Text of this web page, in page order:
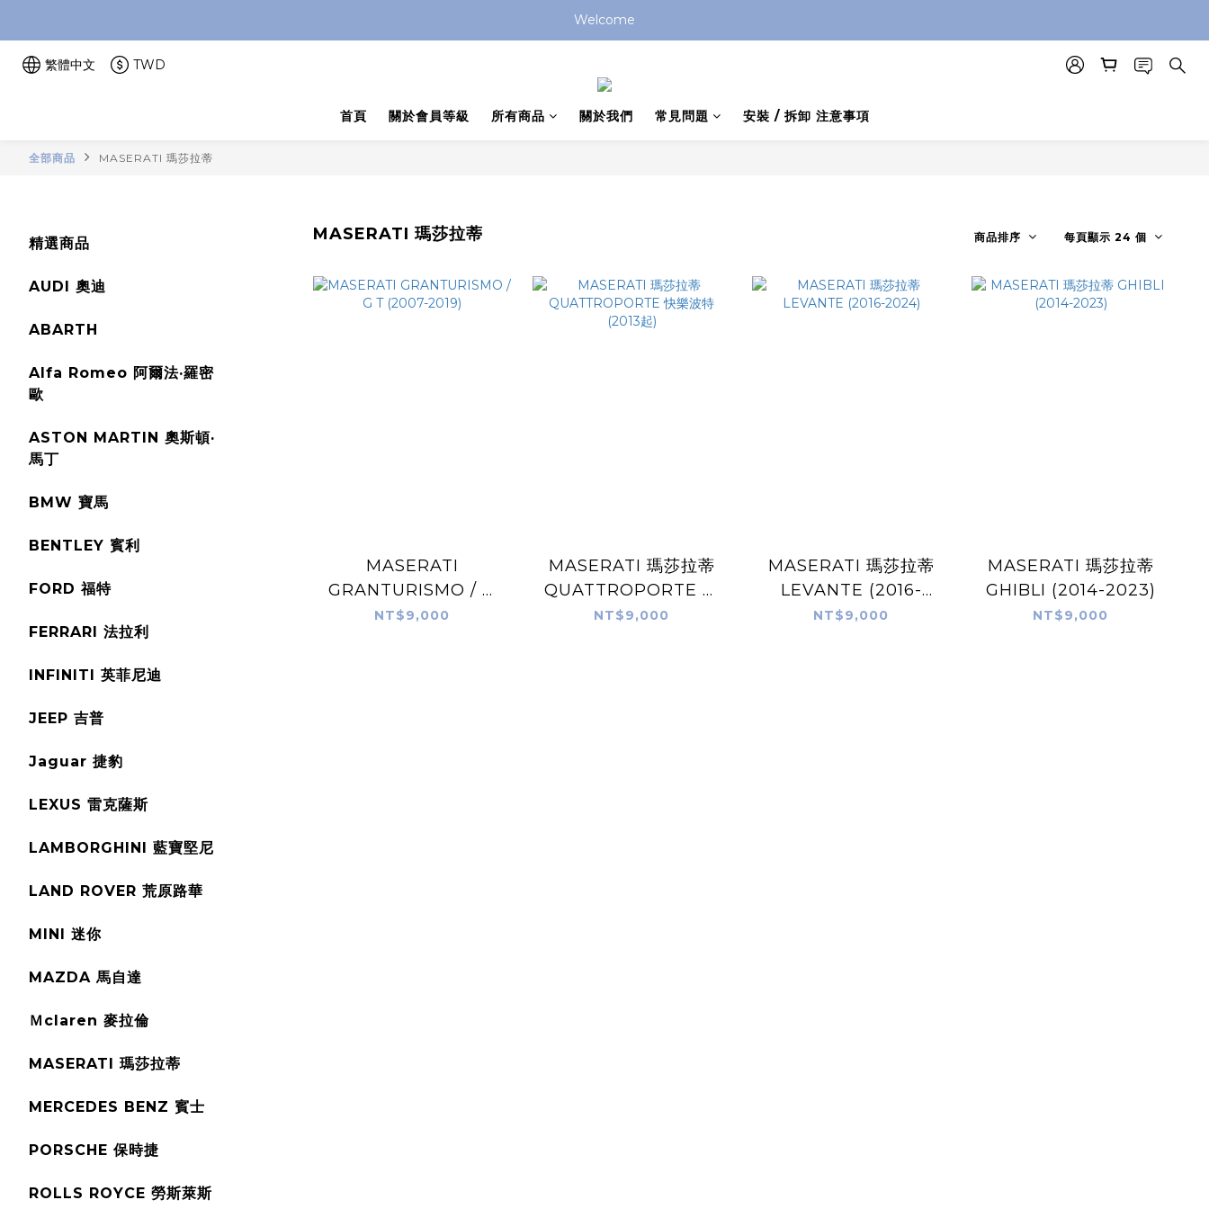
Welcome
繁體中文 TWD
首頁 關於會員等級 所有商品 關於我們 常見問題 安裝 / 拆卸 注意事項
全部商品 MASERATI 瑪莎拉蒂
精選商品
AUDI 奧迪
ABARTH
Alfa Romeo 阿爾法·羅密
歐
ASTON MARTIN 奧斯頓·
馬丁
BMW 寶馬
BENTLEY 賓利
FORD 福特
FERRARI 法拉利
INFINITI 英菲尼迪
JEEP 吉普
Jaguar 捷豹
LEXUS 雷克薩斯
LAMBORGHINI 藍寶堅尼
LAND ROVER 荒原路華
MINI 迷你
MAZDA 馬自達
Ｍclaren 麥拉倫
MASERATI 瑪莎拉蒂
MERCEDES BENZ 賓士
PORSCHE 保時捷
ROLLS ROYCE 勞斯萊斯
MASERATI 瑪莎拉蒂 商品排序 每頁顯示 24 個
MASERATI
GRANTURISMO / G
T (2007-2019)
NT$9,000
MASERATI 瑪莎拉蒂
QUATTROPORTE 快
樂波特(2013起)
NT$9,000
MASERATI 瑪莎拉蒂
LEVANTE (2016-
2024)
NT$9,000
MASERATI 瑪莎拉蒂
GHIBLI (2014-2023)
NT$9,000